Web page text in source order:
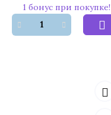
1 бонус при покупке!